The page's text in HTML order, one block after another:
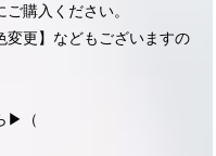
購入ください。
変更】などもございますの
▶︎（